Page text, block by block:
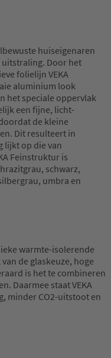
huiseigenaren
Door het
folielijn VEKA
aluminium look
het speciale oppervlak
een fijne, licht-
de kleine
Dit resulteert in
lijkt op die van
Feinstruktur is
schwarz,
umbra en
warmte-isolerende
de glaskeuze, hoge
is het te combineren
Daarmee staat VEKA
minder CO2-uitstoot en